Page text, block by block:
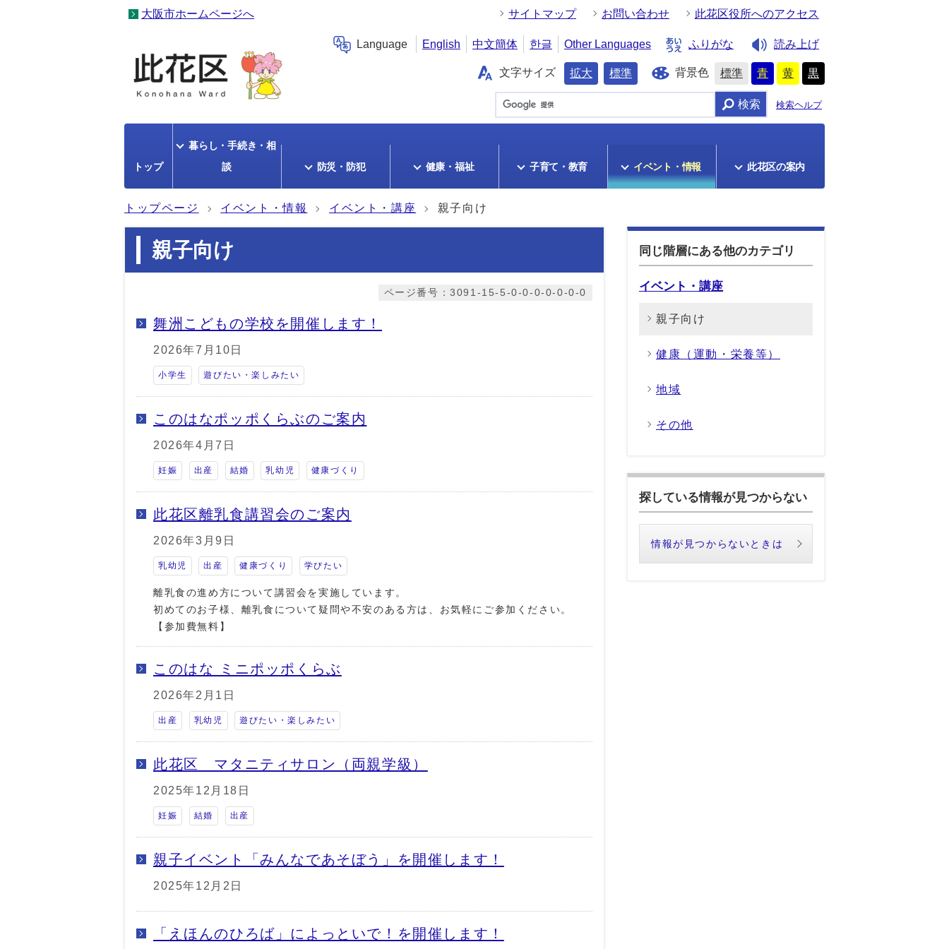
大阪市ホームページへ サイトマップ お問い合わせ 此花区役所へのアクセス
Language English 中文簡体 한글 Other Languages ふりがな 読み上げ
文字サイズ 拡大 標準 背景色 標準 青 黄 黒
検索 検索ヘルプ
トップ
暮らし・手続き・相
談
防災・防犯 健康・福祉 子育て・教育 イベント・情報 此花区の案内
トップページ イベント・情報 イベント・講座 親子向け
親子向け
ページ番号：3091-15-5-0-0-0-0-0-0-0
舞洲こどもの学校を開催します！
2026年7月10日
小学生 遊びたい・楽しみたい
このはなポッポくらぶのご案内
2026年4月7日
妊娠 出産 結婚 乳幼児 健康づくり
此花区離乳食講習会のご案内
2026年3月9日
乳幼児 出産 健康づくり 学びたい
離乳食の進め方について講習会を実施しています。
初めてのお子様、離乳食について疑問や不安のある方は、お気軽にご参加ください。
【参加費無料】
このはな ミニポッポくらぶ
2026年2月1日
出産 乳幼児 遊びたい・楽しみたい
此花区 マタニティサロン（両親学級）
2025年12月18日
妊娠 結婚 出産
親子イベント「みんなであそぼう」を開催します！
2025年12月2日
「えほんのひろば」によっといで！を開催します！
同じ階層にある他のカテゴリ
イベント・講座
親子向け
健康（運動・栄養等）
地域
その他
探している情報が見つからない
情報が見つからないときは